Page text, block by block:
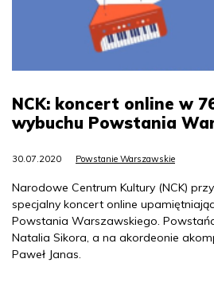
NCK: koncert online w
wybuchu Powstania
30.07.2020 Powstanie Warszawskie
Narodowe Centrum Kultury (NCK)
specjalny koncert online
Powstania Warszawskiego.
Natalia Sikora, a na akordeonie
Paweł Janas.